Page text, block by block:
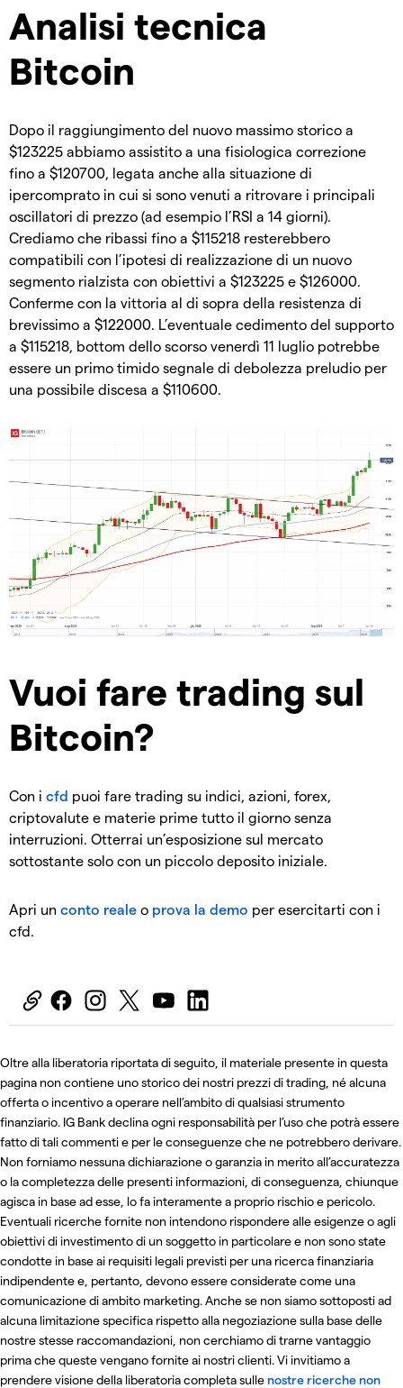
Analisi tecnica
Bitcoin
Dopo il raggiungimento del nuovo massimo storico a
$123225 abbiamo assistito a una fisiologica correzione
fino a $120700, legata anche alla situazione di
ipercomprato in cui si sono venuti a ritrovare i principali
oscillatori di prezzo (ad esempio l’RSI a 14 giorni).
Crediamo che ribassi fino a $115218 resterebbero
compatibili con l’ipotesi di realizzazione di un nuovo
segmento rialzista con obiettivi a $123225 e $126000.
Conferme con la vittoria al di sopra della resistenza di
brevissimo a $122000. L’eventuale cedimento del supporto
a $115218, bottom dello scorso venerdì 11 luglio potrebbe
essere un primo timido segnale di debolezza preludio per
una possibile discesa a $110600.
Vuoi fare trading sul
Bitcoin?
Con i cfd puoi fare trading su indici, azioni, forex,
criptovalute e materie prime tutto il giorno senza
interruzioni. Otterrai un’esposizione sul mercato
sottostante solo con un piccolo deposito iniziale.
Apri un conto reale o prova la demo per esercitarti con i
cfd.
Oltre alla liberatoria riportata di seguito, il materiale presente in questa
pagina non contiene uno storico dei nostri prezzi di trading, né alcuna
offerta o incentivo a operare nell’ambito di qualsiasi strumento
finanziario. IG Bank declina ogni responsabilità per l’uso che potrà essere
fatto di tali commenti e per le conseguenze che ne potrebbero derivare.
Non forniamo nessuna dichiarazione o garanzia in merito all’accuratezza
o la completezza delle presenti informazioni, di conseguenza, chiunque
agisca in base ad esse, lo fa interamente a proprio rischio e pericolo.
Eventuali ricerche fornite non intendono rispondere alle esigenze o agli
obiettivi di investimento di un soggetto in particolare e non sono state
condotte in base ai requisiti legali previsti per una ricerca finanziaria
indipendente e, pertanto, devono essere considerate come una
comunicazione di ambito marketing. Anche se non siamo sottoposti ad
alcuna limitazione specifica rispetto alla negoziazione sulla base delle
nostre stesse raccomandazioni, non cerchiamo di trarne vantaggio
prima che queste vengano fornite ai nostri clienti. Vi invitiamo a
prendere visione della liberatoria completa sullenostre ricerche non